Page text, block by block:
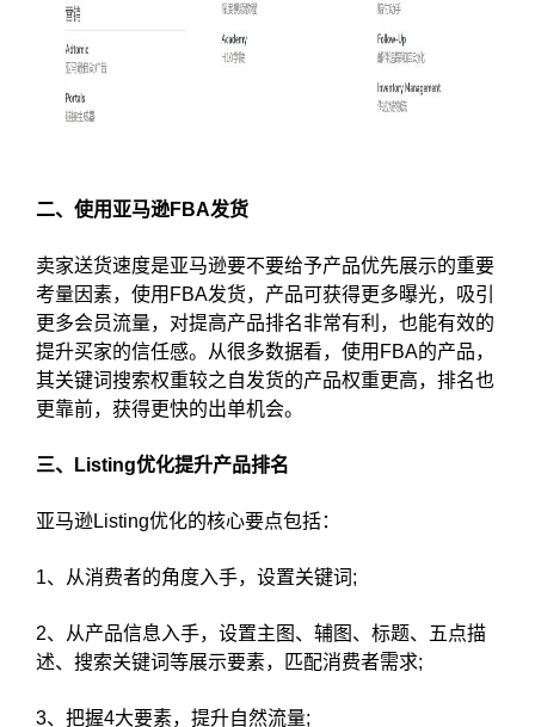
二、使用亚马逊FBA发货
卖家送货速度是亚马逊要不要给予产品优先展示的重要
考量因素，使用FBA发货，产品可获得更多曝光，吸引
更多会员流量，对提高产品排名非常有利，也能有效的
提升买家的信任感。从很多数据看，使用FBA的产品，
其关键词搜索权重较之自发货的产品权重更高，排名也
更靠前，获得更快的出单机会。
三、Listing优化提升产品排名
亚马逊Listing优化的核心要点包括：
1、从消费者的角度入手，设置关键词;
2、从产品信息入手，设置主图、辅图、标题、五点描
述、搜索关键词等展示要素，匹配消费者需求;
3、把握4大要素，提升自然流量;